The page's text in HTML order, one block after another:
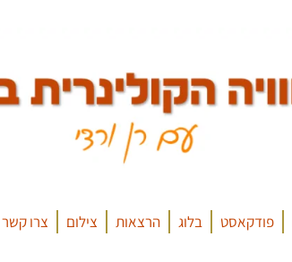
פודקאסט בלוג הרצאות צילום צרו קשר